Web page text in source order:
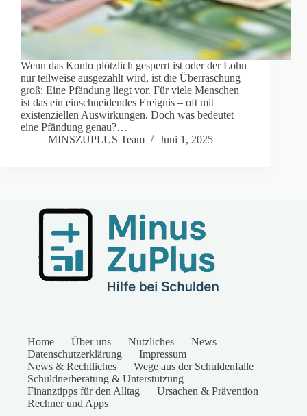
Wenn das Konto plötzlich gesperrt ist oder der Lohn
nur teilweise ausgezahlt wird, ist die Überraschung
groß: Eine Pfändung liegt vor. Für viele Menschen
ist das ein einschneidendes Ereignis – oft mit
existenziellen Auswirkungen. Doch was bedeutet
eine Pfändung genau?…
MINSZUPLUS Team
Juni 1, 2025
Home Über uns Nützliches
News
Datenschutzerklärung
Impressum
News & Rechtliches
Wege aus der Schuldenfalle
Schuldnerberatung & Unterstützung
Finanztipps für den Alltag
Ursachen & Prävention
Rechner und Apps